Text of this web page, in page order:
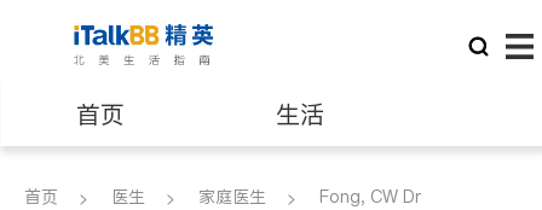
首页 生活
医生 律师
首页 医生 家庭医生 Fong, CW Dr